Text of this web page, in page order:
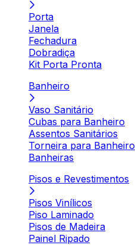
Porta
Janela
Fechadura
Dobradiça
Kit Porta Pronta
Banheiro
Vaso Sanitário
Cubas para Banheiro
Assentos Sanitários
Torneira para Banheiro
Banheiras
Pisos e Revestimentos
Pisos Vinílicos
Piso Laminado
Pisos de Madeira
Painel Ripado